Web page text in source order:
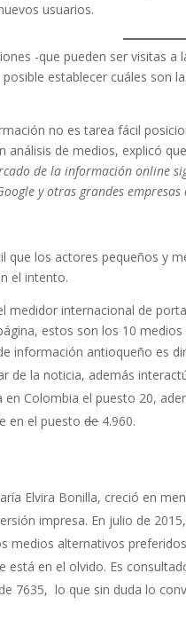
usuarios.
-que pueden ser visitas
establecer cuáles son
no es tarea fácil
análisis de medios, explicó que
de la información online
y otras grandes
que los actores pequeños y
el intento.
medidor internacional de
estos son los 10
información antioqueño es
de la noticia, además
Colombia el puesto 20,
en el puestode4.960.
Elvira Bonilla, creció en
impresa. En julio de
medios alternativos
en el olvido. Es
7635, lo que sin duda lo